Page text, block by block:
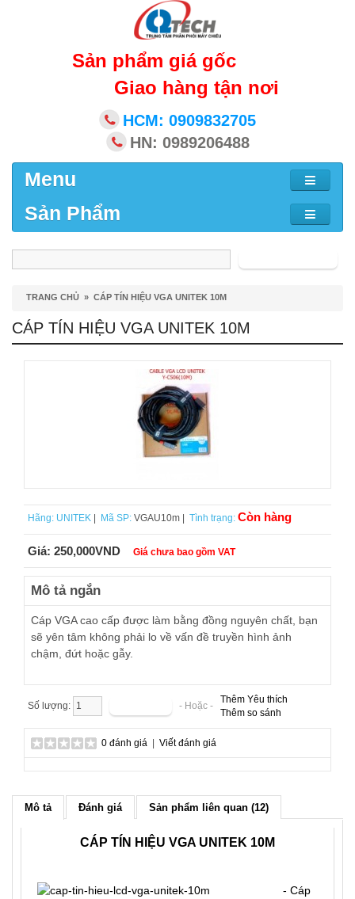
Sản phẩm giá gốc
Giao hàng tận nơi
HCM: 0909832705
HN: 0989206488
Menu
Sản Phẩm
TRANG CHỦ » CÁP TÍN HIỆU VGA UNITEK 10M
CÁP TÍN HIỆU VGA UNITEK 10M
Hãng: UNITEK Mã SP: VGAU10m | Tình trạng: Còn hàng
Giá: 250,000VND Giá chưa bao gồm VAT
Mô tả ngắn
Cáp VGA cao cấp được làm bằng đồng nguyên chất, bạn
sẽ yên tâm không phải lo về vấn đề truyền hình ảnh
chậm, đứt hoặc gẫy.
Số lượng: - Hoặc -
Thêm Yêu thích
Thêm so sánh
0 đánh giá Viết đánh giá
Mô tả Đánh giá Sản phẩm liên quan (12)
CÁP TÍN HIỆU VGA UNITEK 10M
- Cáp